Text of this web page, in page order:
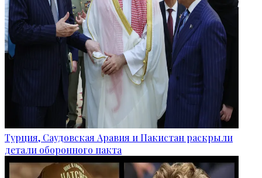
Турция, Саудовская Аравия и Пакистан раскрыли
детали оборонного пакта